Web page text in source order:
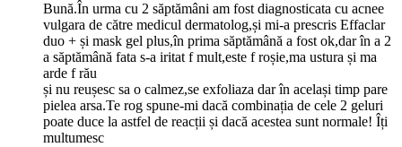
Bună.În urma cu 2 săptămâni am fost diagnosticata cu acnee
vulgara de către medicul dermatolog,și mi-a prescris Effaclar
duo + și mask gel plus,în prima săptămână a fost ok,dar în a 2
a săptămână fata s-a iritat f mult,este f roșie,ma ustura și ma
arde f rău
și nu reușesc sa o calmez,se exfoliaza dar în același timp pare
pielea arsa.Te rog spune-mi dacă combinația de cele 2 geluri
poate duce la astfel de reacții și dacă acestea sunt normale! Îți
multumesc